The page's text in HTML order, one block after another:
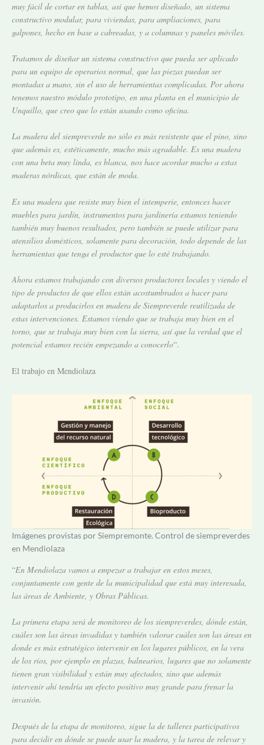
muy fácil de cortar en tablas, así que hemos diseñado, un sistema
constructivo modular, para viviendas, para ampliaciones, para
galpones, hecho en base a cabreadas, y a columnas y paneles móviles.
Tratamos de diseñar un sistema constructivo que pueda ser aplicado
para un equipo de operarios normal, que las piezas puedan ser
montadas a mano, sin el uso de herramientas complicadas. Por ahora
tenemos nuestro módulo prototipo, en una planta en el municipio de
Unquillo, que creo que lo están usando como oficina.
La madera del siempreverde no sólo es más resistente que el pino, sino
que además es, estéticamente, mucho más agradable. Es una madera
con una beta muy linda, es blanca, nos hace acordar mucho a estas
maderas nórdicas, que están de moda.
Es una madera que resiste muy bien el intemperie, entonces hacer
muebles para jardín, instrumentos para jardinería estamos teniendo
también muy buenos resultados, pero también se puede utilizar para
utensilios domésticos, solamente para decoración, todo depende de las
herramientas que tenga el productor que lo esté trabajando.
Ahora estamos trabajando con diversos productores locales y viendo el
tipo de productos de que ellos están acostumbrados a hacer para
adaptarlos a producirlos en madera de Siempreverde reutilizada de
estas intervenciones. Estamos viendo que se trabaja muy bien en el
torno, que se trabaja muy bien con la sierra, así que la verdad que el
potencial estamos recién empezando a conocerlo“.
El trabajo en Mendiolaza
Imágenes provistas por Siempremonte. Control de siempreverdes
en Mendiolaza
“En Mendiolaza vamos a empezar a trabajar en estos meses,
conjuntamente con gente de la municipalidad que está muy interesada,
las áreas de Ambiente, y Obras Públicas.
La primera etapa será de monitoreo de los siempreverdes, dónde están,
cuáles son las áreas invadidas y también valorar cuáles son las áreas en
donde es más estratégico intervenir en los lugares públicos, en la vera
de los ríos, por ejemplo en plazas, balnearios, lugares que no solamente
tienen gran visibilidad y están muy afectados, sino que además
intervenir ahí tendría un efecto positivo muy grande para frenar la
invasión.
Después de la etapa de monitoreo, sigue la de talleres participativos
para decidir en dónde se puede usar la madera, y la tarea de relevar y